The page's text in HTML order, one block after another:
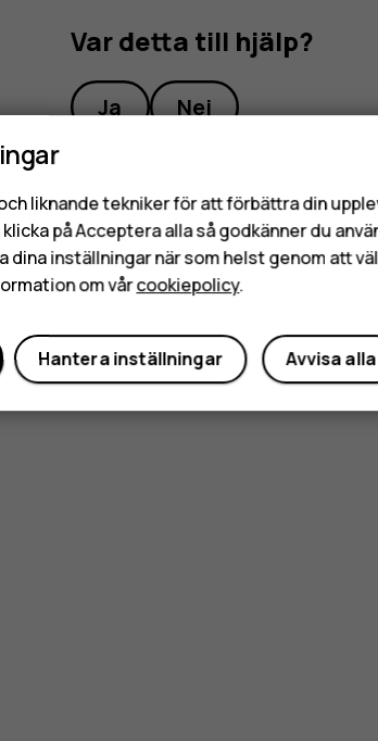
Var detta till hjälp?
Ja Nej
liknande tekniker för att förbättra din
på Acceptera alla så godkänner du
dina inställningar när som helst genom att
om vårcookiepolicy.
Avvisa alla
Hantera inställningar